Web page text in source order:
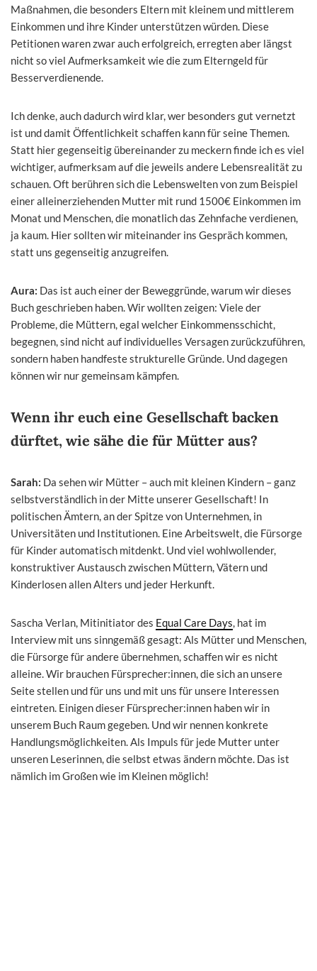
Maßnahmen, die besonders Eltern mit kleinem und mittlerem
Einkommen und ihre Kinder unterstützen würden. Diese
Petitionen waren zwar auch erfolgreich, erregten aber längst
nicht so viel Aufmerksamkeit wie die zum Elterngeld für
Besserverdienende.
Ich denke, auch dadurch wird klar, wer besonders gut vernetzt
ist und damit Öffentlichkeit schaffen kann für seine Themen.
Statt hier gegenseitig übereinander zu meckern finde ich es viel
wichtiger, aufmerksam auf die jeweils andere Lebensrealität zu
schauen. Oft berühren sich die Lebenswelten von zum Beispiel
einer alleinerziehenden Mutter mit rund 1500€ Einkommen im
Monat und Menschen, die monatlich das Zehnfache verdienen,
ja kaum. Hier sollten wir miteinander ins Gespräch kommen,
statt uns gegenseitig anzugreifen.
Aura: Das ist auch einer der Beweggründe, warum wir dieses
Buch geschrieben haben. Wir wollten zeigen: Viele der
Probleme, die Müttern, egal welcher Einkommensschicht,
begegnen, sind nicht auf individuelles Versagen zurückzuführen,
sondern haben handfeste strukturelle Gründe. Und dagegen
können wir nur gemeinsam kämpfen.
Wenn ihr euch eine Gesellschaft backen
dürftet, wie sähe die für Mütter aus?
Sarah: Da sehen wir Mütter – auch mit kleinen Kindern – ganz
selbstverständlich in der Mitte unserer Gesellschaft! In
politischen Ämtern, an der Spitze von Unternehmen, in
Universitäten und Institutionen. Eine Arbeitswelt, die Fürsorge
für Kinder automatisch mitdenkt. Und viel wohlwollender,
konstruktiver Austausch zwischen Müttern, Vätern und
Kinderlosen allen Alters und jeder Herkunft.
Sascha Verlan, Mitinitiator des Equal Care Days, hat im
Interview mit uns sinngemäß gesagt: Als Mütter und Menschen,
die Fürsorge für andere übernehmen, schaffen wir es nicht
alleine. Wir brauchen Fürsprecher:innen, die sich an unsere
Seite stellen und für uns und mit uns für unsere Interessen
eintreten. Einigen dieser Fürsprecher:innen haben wir in
unserem Buch Raum gegeben. Und wir nennen konkrete
Handlungsmöglichkeiten. Als Impuls für jede Mutter unter
unseren Leserinnen, die selbst etwas ändern möchte. Das ist
nämlich im Großen wie im Kleinen möglich!